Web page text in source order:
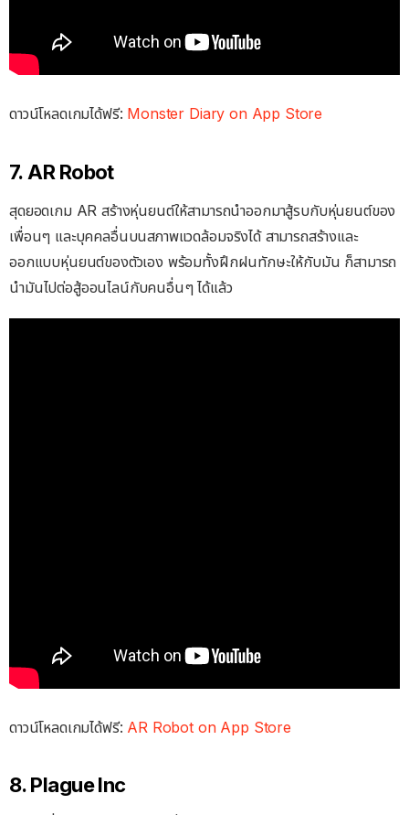
ดาวน์โหลดเกมได้ฟรี: Monster Diary on App Store
7. AR Robot
สุดยอดเกม AR สร้างหุ่นยนต์ให้สามารถนำออกมาสู้รบกับหุ่นยนต์ของ
เพื่อนๆ และบุคคลอื่นบนสภาพแวดล้อมจริงได้ สามารถสร้างและ
ออกแบบหุ่นยนต์ของตัวเอง พร้อมทั้งฝึกฝนทักษะให้กับมัน ก็สามารถ
นำมันไปต่อสู้ออนไลน์กับคนอื่นๆ ได้แล้ว
ดาวน์โหลดเกมได้ฟรี: AR Robot on App Store
8. Plague Inc